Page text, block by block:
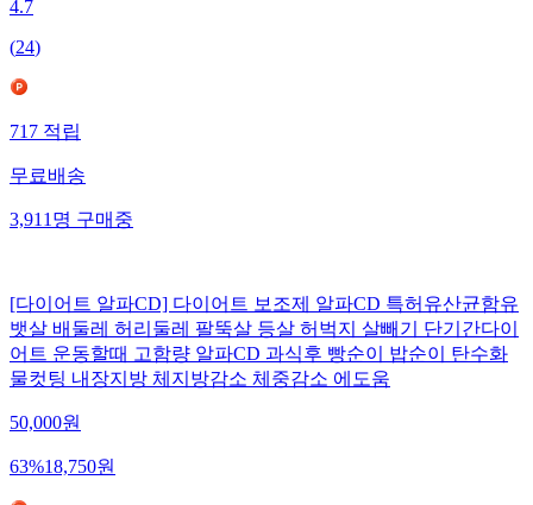
4.7
(24)
717적립
무료배송
3,911명구매중
[다이어트 알파CD] 다이어트 보조제 알파CD 특허유산균함유
뱃살 배둘레 허리둘레 팔뚝살 등살 허벅지 살빼기 단기간다이
어트 운동할때 고함량 알파CD 과식후 빵순이 밥순이 탄수화
물컷팅 내장지방 체지방감소 체중감소 에도움
50,000원
63%18,750원